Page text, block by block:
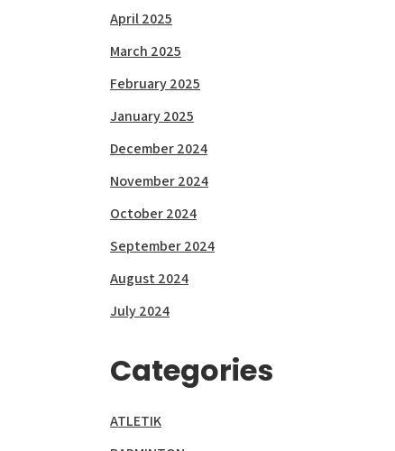
April 2025
March 2025
February 2025
January 2025
December 2024
November 2024
October 2024
September 2024
August 2024
July 2024
Categories
ATLETIK